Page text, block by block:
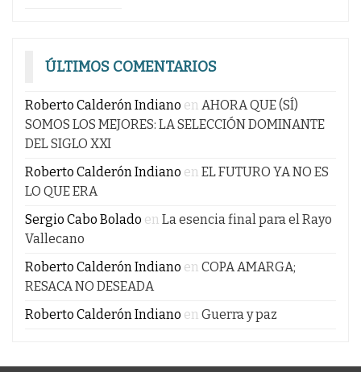
ÚLTIMOS COMENTARIOS
Roberto Calderón Indiano en AHORA QUE (SÍ)
SOMOS LOS MEJORES: LA SELECCIÓN DOMINANTE
DEL SIGLO XXI
Roberto Calderón Indiano en EL FUTURO YA NO ES
LO QUE ERA
Sergio Cabo Bolado en La esencia final para el Rayo
Vallecano
Roberto Calderón Indiano en COPA AMARGA;
RESACA NO DESEADA
Roberto Calderón Indiano en Guerra y paz